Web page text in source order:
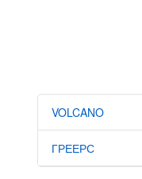
VOLCANO
ГРЕЕРС